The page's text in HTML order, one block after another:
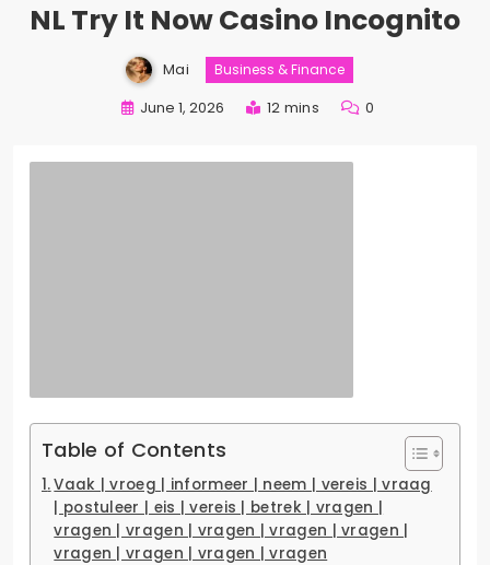
NL Try It Now Casino Incognito
Mai Business & Finance
June 1, 2026 12 mins 0
Table of Contents
Vaak | vroeg | informeer | neem | vereis | vraag
| postuleer | eis | vereis | betrek | vragen |
vragen | vragen | vragen | vragen | vragen |
vragen | vragen | vragen | vragen